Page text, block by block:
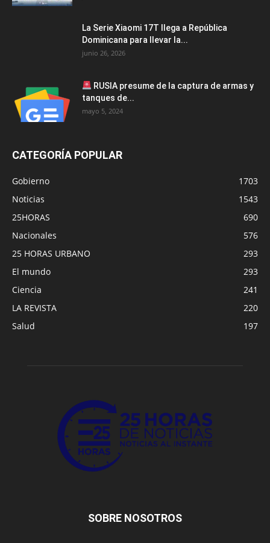
La Serie Xiaomi 17T llega a República
Dominicana para llevar la...
junio 26, 2026
RUSIA presume de la captura de armas y
tanques de...
mayo 5, 2024
CATEGORÍA POPULAR
Gobierno
1703
Noticias
1543
25HORAS
690
Nacionales
576
25 HORAS URBANO
293
El mundo
293
Ciencia
241
LA REVISTA
220
Salud
197
SOBRE NOSOTROS